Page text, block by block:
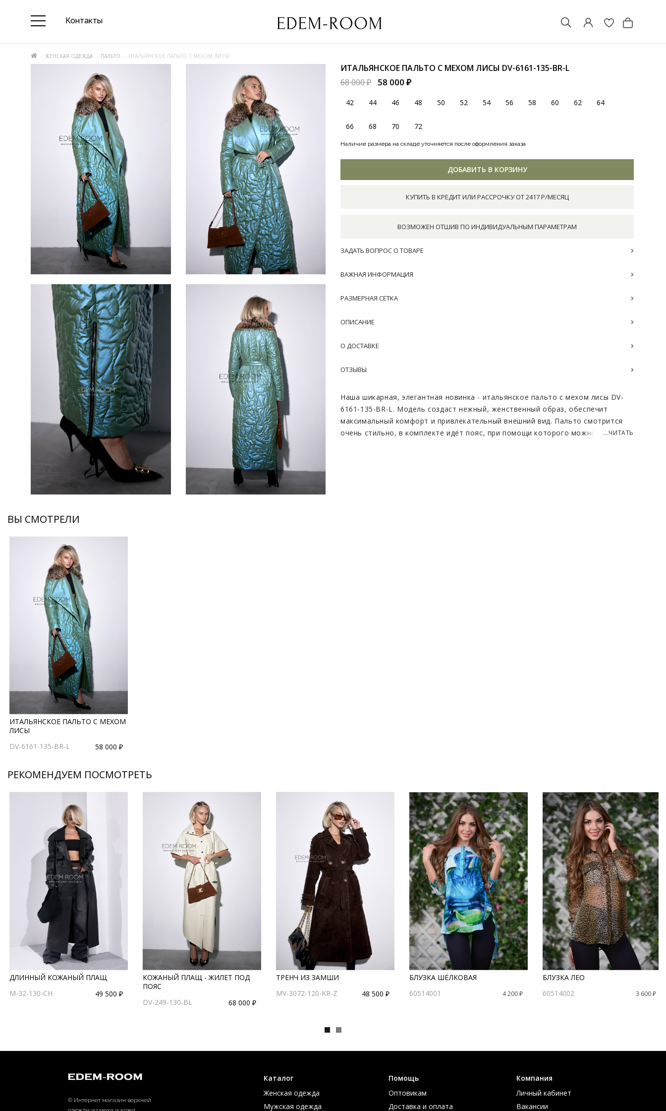
Контакты
ЖЕНСКАЯ ОДЕЖДА ПАЛЬТО ИТАЛЬЯНСКОЕ ПАЛЬТО С МЕХОМ ЛИСЫ
ИТАЛЬЯНСКОЕ ПАЛЬТО С МЕХОМ ЛИСЫ DV-6161-135-BR-L
68 000 ₽
58 000 ₽
42 44 46 48 50 52 54 56 58 60 62 64
66 68 70 72
Наличие размера на складе уточняется после оформления заказа
ДОБАВИТЬ В КОРЗИНУ
КУПИТЬ В КРЕДИТ ИЛИ РАССРОЧКУ ОТ 2417 Р/МЕСЯЦ
ВОЗМОЖЕН ОТШИВ ПО ИНДИВИДУАЛЬНЫМ ПАРАМЕТРАМ
ЗАДАТЬ ВОПРОС О ТОВАРЕ
ВАЖНАЯ ИНФОРМАЦИЯ
РАЗМЕРНАЯ СЕТКА
ОПИСАНИЕ
О ДОСТАВКЕ
ОТЗЫВЫ
Наша шикарная, элегантная новинка - итальянское пальто с мехом лисы DV-
6161-135-BR-L. Модель создаст нежный, женственный образ, обеспечит
максимальный комфорт и привлекательный внешний вид. Пальто смотрится
очень стильно, в комплекте идёт пояс, при помощи которого можно
...ЧИТАТЬ
ВЫ СМОТРЕЛИ
ИТАЛЬЯНСКОЕ ПАЛЬТО С МЕХОМ
ЛИСЫ
DV-6161-135-BR-L
58 000 ₽
РЕКОМЕНДУЕМ ПОСМОТРЕТЬ
ДЛИННЫЙ КОЖАНЫЙ ПЛАЩ
M-32-130-CH
49 500 ₽
КОЖАНЫЙ ПЛАЩ - ЖИЛЕТ ПОД
ПОЯС
DV-249-130-BL
68 000 ₽
ТРЕНЧ ИЗ ЗАМШИ
MV-3072-120-KR-Z
48 500 ₽
БЛУЗКА ШЁЛКОВАЯ
60514001
4 200 ₽
БЛУЗКА ЛЕО
60514002
3 600 ₽
© Интернет магазин верхней
Каталог
Женская одежда
Мужская одежда
Помощь
Оптовикам
Доставка и оплата
Компания
Личный кабинет
Вакансии